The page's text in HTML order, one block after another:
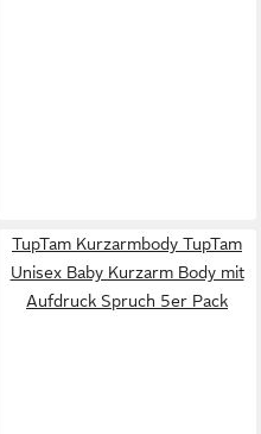
TupTam Kurzarmbody TupTam
Unisex Baby Kurzarm Body mit
Aufdruck Spruch 5er Pack